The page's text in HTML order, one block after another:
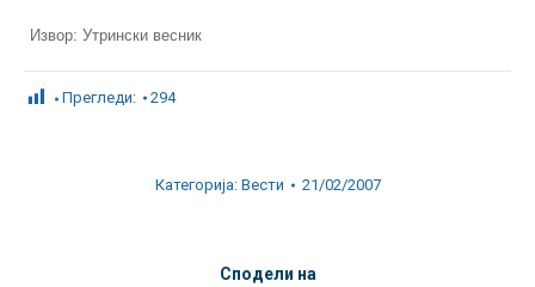
Извор: Утрински весник
Прегледи: 294
Категорија: Вести 21/02/2007
Сподели на